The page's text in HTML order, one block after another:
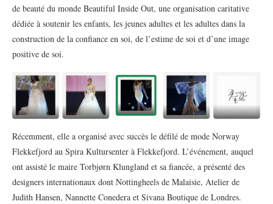
de beauté du monde Beautiful Inside Out, une organisation caritative
dédiée à soutenir les enfants, les jeunes adultes et les adultes dans la
construction de la confiance en soi, de l’estime de soi et d’une image
positive de soi.
Récemment, elle a organisé avec succès le défilé de mode Norway
Flekkefjord au Spira Kultursenter à Flekkefjord. L’événement, auquel
ont assisté le maire Torbjørn Klungland et sa fiancée, a présenté des
designers internationaux dont Nottingheels de Malaisie, Atelier de
Judith Hansen, Nannette Conedera et Sivana Boutique de Londres.